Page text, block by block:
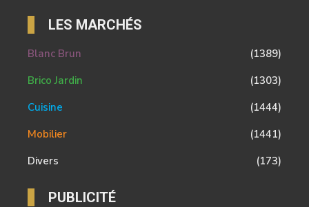
LES MARCHÉS
Blanc Brun
(1389)
Brico Jardin
(1303)
Cuisine
(1444)
Mobilier
(1441)
Divers
(173)
PUBLICITÉ